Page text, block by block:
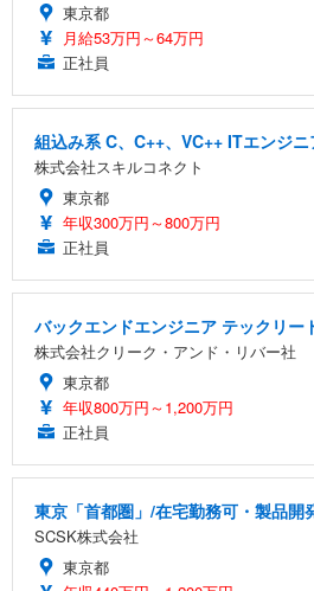
東京都
月給53万円～64万円
正社員
組込み系 C、C++、VC++ ITエンジニ
株式会社スキルコネクト
東京都
年収300万円～800万円
正社員
バックエンドエンジニア テックリー
株式会社クリーク・アンド・リバー社
東京都
年収800万円～1,200万円
正社員
東京「首都圏」/在宅勤務可・製品開
SCSK株式会社
東京都